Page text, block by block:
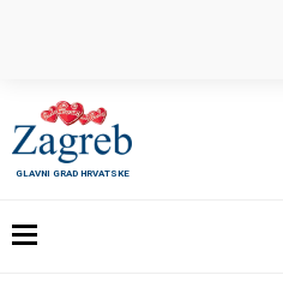
GLAVNI GRAD HRVATSKE